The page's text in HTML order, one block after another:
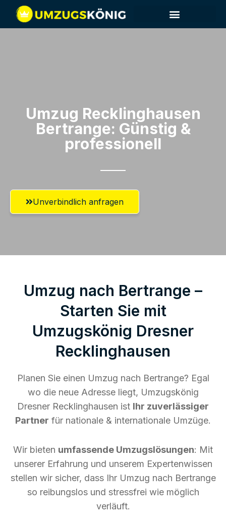
Umzug Recklinghausen​
Bertrange: Günstig &
professionell​
Unverbindlich anfragen
Umzug nach Bertrange –
Starten Sie mit
Umzugskönig Dresner
Recklinghausen
Planen Sie einen Umzug nach Bertrange? Egal
wo die neue Adresse liegt, Umzugskönig
Dresner Recklinghausen ist Ihr zuverlässiger
Partner für nationale & internationale Umzüge.
Wir bieten umfassende Umzugslösungen: Mit
unserer Erfahrung und unserem Expertenwissen
stellen wir sicher, dass Ihr Umzug nach Bertrange
so reibungslos und stressfrei wie möglich
verläuft.